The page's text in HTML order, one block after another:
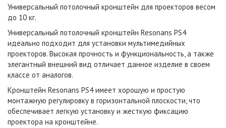
Универсальный потолочный кронштейн для проекторов весом
до 10 кг.
Универсальный потолочный кронштейн Resonans PS4
идеально подходит для установки мультимедийных
проекторов. Высокая прочность и функциональность, а также
элегантный внешний вид отличает данное изделие в своем
классе от аналогов.
Кронштейн Resonans PS4 имеет хорошую и простую
монтажную регулировку в горизонтальной плоскости, что
обеспечивает легкую установку и жесткую фиксацию
проектора на кронштейне.